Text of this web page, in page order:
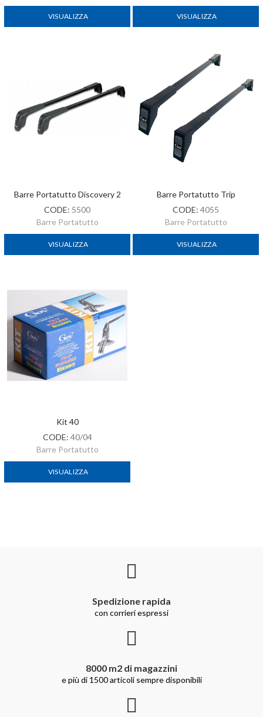
VISUALIZZA VISUALIZZA
Barre Portatutto Discovery 2
CODE: 5500
Barre Portatutto
VISUALIZZA
Barre Portatutto Trip
CODE: 4055
Barre Portatutto
VISUALIZZA
Kit 40
CODE: 40/04
Barre Portatutto
VISUALIZZA
Spedizione rapida
con corrieri espressi
8000 m2 di magazzini
e più di 1500 articoli sempre disponibili